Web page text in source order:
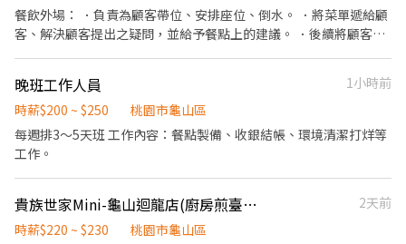
餐飲外場： ．負責為顧客帶位、安排座位、倒水。 ．將菜單遞給顧
客、解決顧客提出之疑問，並給予餐點上的建議。 ．後續將顧客點
負責結帳、收銀等工作。 餐飲內場： ．擔任廚師的助手，處理烹飪
前與烹飪中之準備工作與其他餐廳相關事務。 ．負責洗、剝、削、
切各種食材。 ．負責清理工作環境、設備和餐具。 ．準備不同餐點
所需要的食材。 ．協助測量食材的容量與重量。 ．負責擺盤、打包
晚班工作人員
1小時前
時薪$200 ~ $250
桃園市龜山區
每週排3～5天班 工作內容：餐點製備、收銀結帳、環境清潔打烊等
工作。
貴族世家Mini-龜山迴龍店(廚房煎臺人員)
2天前
時薪$220 ~ $230
桃園市龜山區